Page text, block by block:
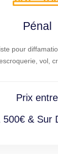
Pénal
pour
vol,
Prix entre
500€ & Sur